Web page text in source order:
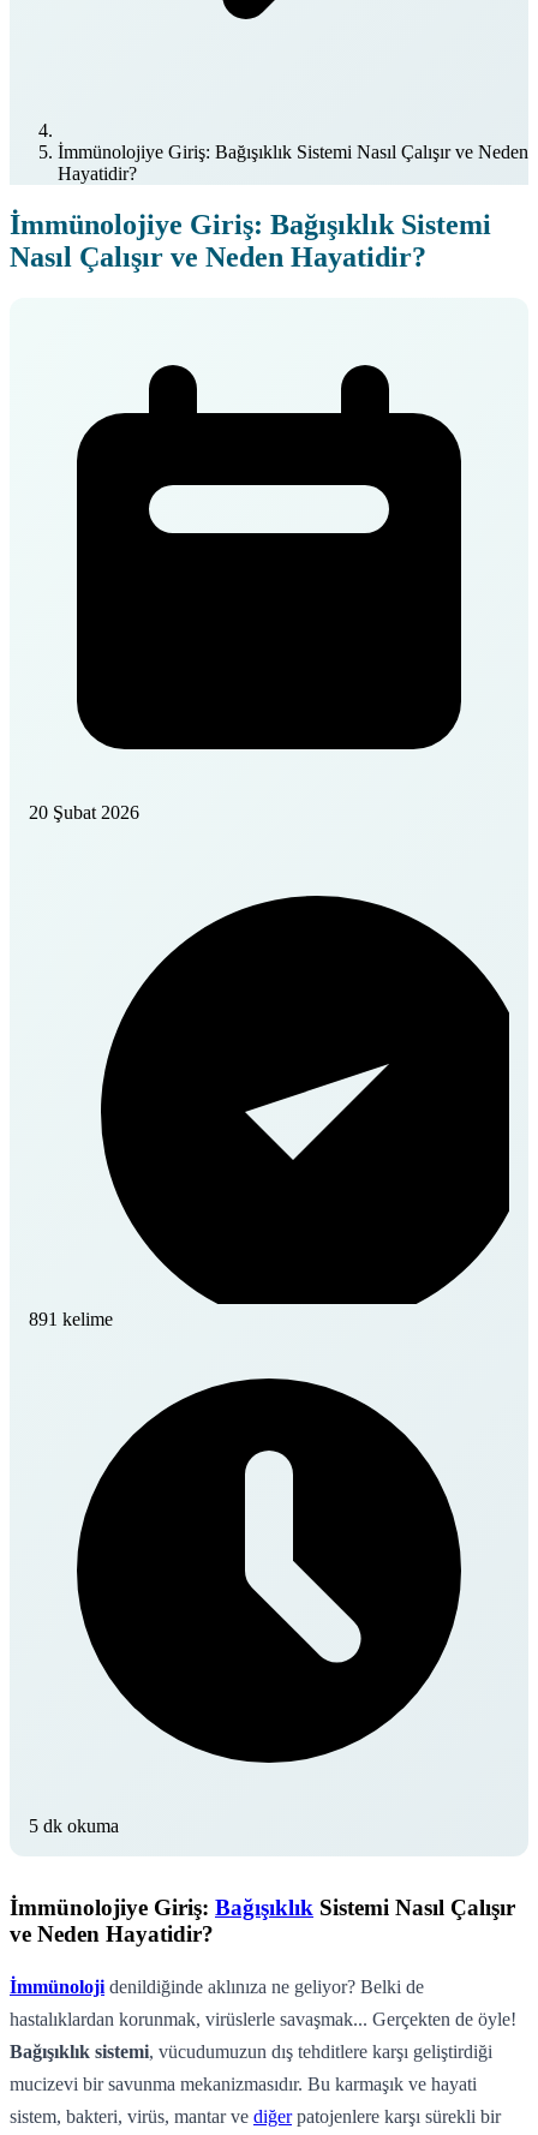
İmmünolojiye Giriş: Bağışıklık Sistemi Nasıl Çalışır ve Neden
Hayatidir?
İmmünolojiye Giriş: Bağışıklık Sistemi
Nasıl Çalışır ve Neden Hayatidir?
20 Şubat 2026
891 kelime
5 dk okuma
İmmünolojiye Giriş: Bağışıklık Sistemi Nasıl Çalışır
ve Neden Hayatidir?
İmmünoloji denildiğinde aklınıza ne geliyor? Belki de
hastalıklardan korunmak, virüslerle savaşmak... Gerçekten de öyle!
Bağışıklık sistemi, vücudumuzun dış tehditlere karşı geliştirdiği
mucizevi bir savunma mekanizmasıdır. Bu karmaşık ve hayati
sistem, bakteri, virüs, mantar ve diğerpatojenlere karşı sürekli bir